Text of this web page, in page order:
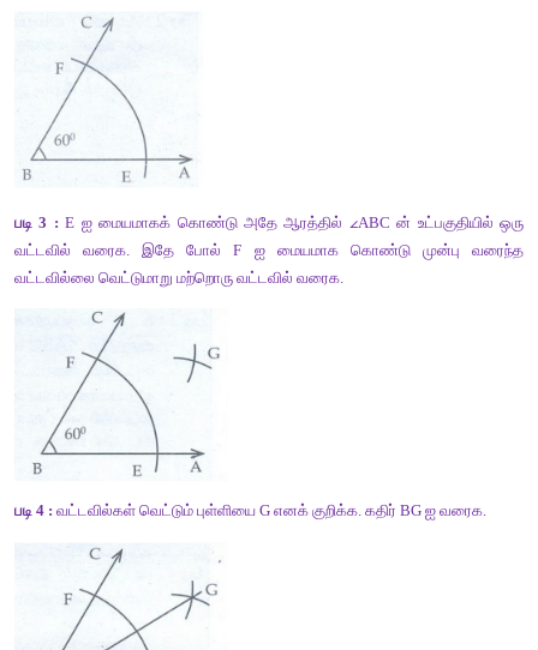
அமைக்க.
B ஐ மையமாகக் கொண்டு ஏதேனும் ஒரு ஆரமுடைய
ன் உட்பகுதியில் BA மற்றும் BC ஐ முறையே E மற்றும் F ல்